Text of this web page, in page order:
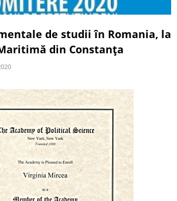
de studii în Romania, la
din Constanța